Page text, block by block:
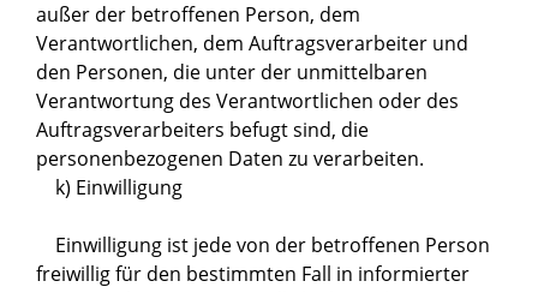
außer der betroffenen Person, dem
Verantwortlichen, dem Auftragsverarbeiter und
den Personen, die unter der unmittelbaren
Verantwortung des Verantwortlichen oder des
Auftragsverarbeiters befugt sind, die
personenbezogenen Daten zu verarbeiten.
k) Einwilligung
Einwilligung ist jede von der betroffenen Person
freiwillig für den bestimmten Fall in informierter